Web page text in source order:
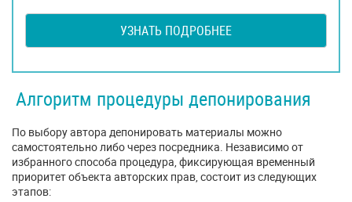
УЗНАТЬ ПОДРОБНЕЕ
Алгоритм процедуры депонирования
По выбору автора депонировать материалы можно
самостоятельно либо через посредника. Независимо от
избранного способа процедура, фиксирующая временный
приоритет объекта авторских прав, состоит из следующих
этапов: